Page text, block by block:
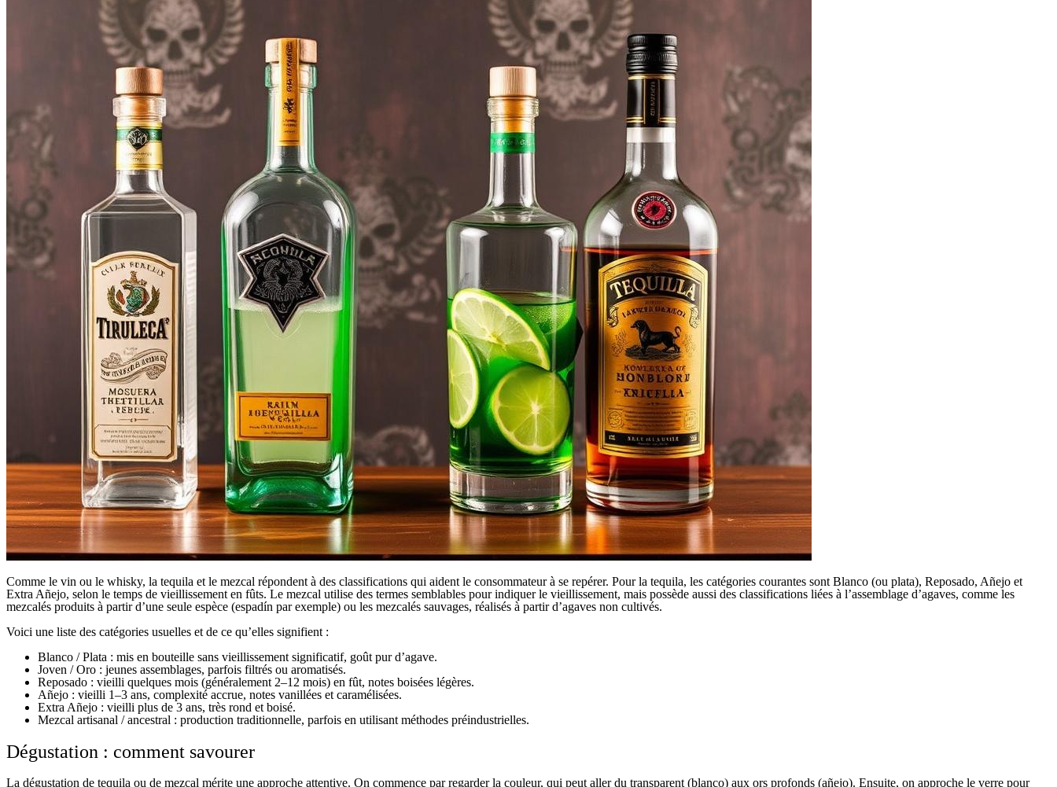
Comme le vin ou le whisky, la tequila et le mezcal répondent à des classifications qui aident le consommateur à se repérer. Pour la tequila, les catégories courantes sont Blanco (ou plata), Reposado, Añejo et
Extra Añejo, selon le temps de vieillissement en fûts. Le mezcal utilise des termes semblables pour indiquer le vieillissement, mais possède aussi des classifications liées à l’assemblage d’agaves, comme les
mezcalés produits à partir d’une seule espèce (espadín par exemple) ou les mezcalés sauvages, réalisés à partir d’agaves non cultivés.
Voici une liste des catégories usuelles et de ce qu’elles signifient :
Blanco / Plata : mis en bouteille sans vieillissement significatif, goût pur d’agave.
Joven / Oro : jeunes assemblages, parfois filtrés ou aromatisés.
Reposado : vieilli quelques mois (généralement 2–12 mois) en fût, notes boisées légères.
Añejo : vieilli 1–3 ans, complexité accrue, notes vanillées et caramélisées.
Extra Añejo : vieilli plus de 3 ans, très rond et boisé.
Mezcal artisanal / ancestral : production traditionnelle, parfois en utilisant méthodes préindustrielles.
Dégustation : comment savourer
La dégustation de tequila ou de mezcal mérite une approche attentive. On commence par regarder la couleur, qui peut aller du transparent (blanco) aux ors profonds (añejo). Ensuite, on approche le verre pour